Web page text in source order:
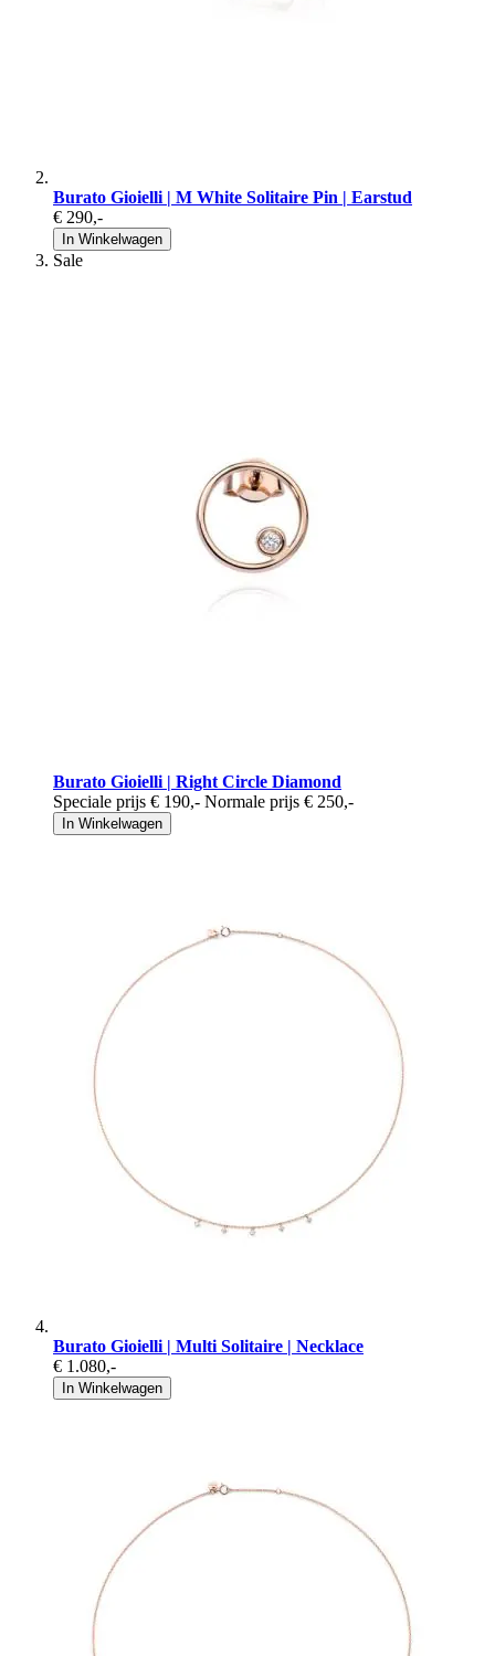
Burato Gioielli | M White Solitaire Pin | Earstud
€ 290,-
In Winkelwagen
Sale
Burato Gioielli | Right Circle Diamond
Speciale prijs € 190,- Normale prijs € 250,-
In Winkelwagen
Burato Gioielli | Multi Solitaire | Necklace
€ 1.080,-
In Winkelwagen